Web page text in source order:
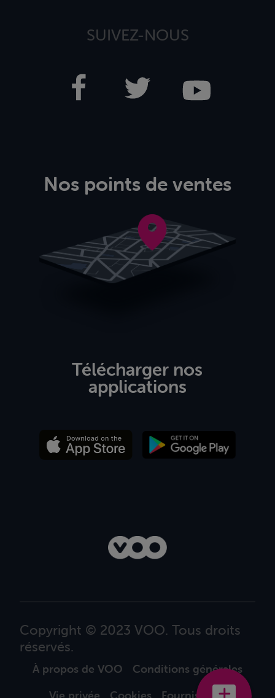
SUIVEZ-NOUS
Nos points de ventes
Télécharger nos
applications
Copyright © 2023 VOO. Tous droits
réservés.
À propos de VOO
Conditions générales